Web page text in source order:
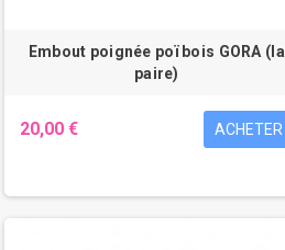
Embout poignée poï bois GORA (la
paire)
20,00 € ACHETER